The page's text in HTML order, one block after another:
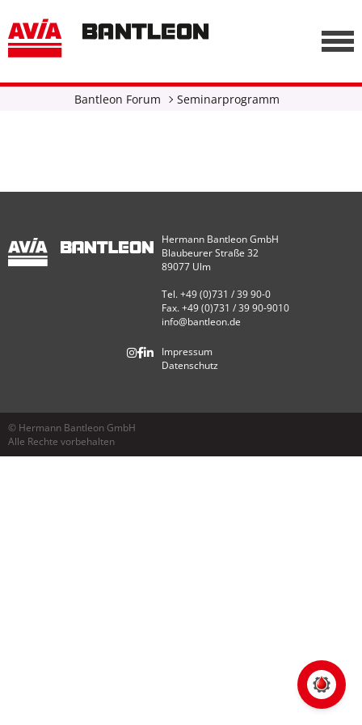
-->
Bantleon Forum Seminarprogramm
Hermann Bantleon GmbH
Blaubeurer Straße 32
89077 Ulm
Tel. +49 (0)731 / 39 90-0
Fax. +49 (0)731 / 39 90-9010
info@bantleon.de
Impressum
Datenschutz
© Hermann Bantleon GmbH
Alle Rechte vorbehalten